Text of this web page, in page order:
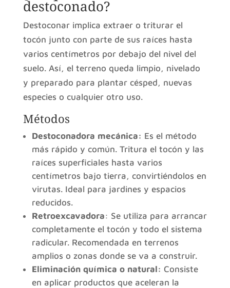
destoconado?
Destoconar implica extraer o triturar el
tocón junto con parte de sus raíces hasta
varios centímetros por debajo del nivel del
suelo. Así, el terreno queda limpio, nivelado
y preparado para plantar césped, nuevas
especies o cualquier otro uso.
Métodos
Destoconadora mecánica: Es el método
más rápido y común. Tritura el tocón y las
raíces superficiales hasta varios
centímetros bajo tierra, convirtiéndolos en
virutas. Ideal para jardines y espacios
reducidos.
Retroexcavadora: Se utiliza para arrancar
completamente el tocón y todo el sistema
radicular. Recomendada en terrenos
amplios o zonas donde se va a construir.
Eliminación química o natural: Consiste
en aplicar productos que aceleran la